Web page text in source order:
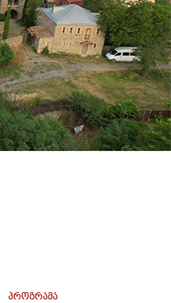
პროგრამა